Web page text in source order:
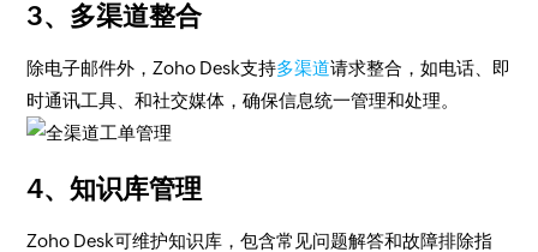
3、多渠道整合
除电子邮件外，Zoho Desk支持多渠道请求整合，如电话、即
时通讯工具、和社交媒体，确保信息统一管理和处理。
4、知识库管理
Zoho Desk可维护知识库，包含常见问题解答和故障排除指